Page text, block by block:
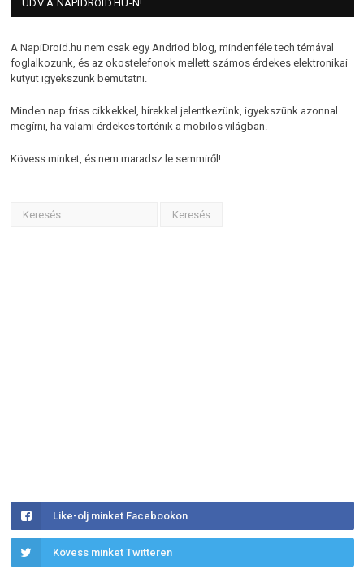
ÜDV A NAPIDROID.HU-N!
A NapiDroid.hu nem csak egy Andriod blog, mindenféle tech témával
foglalkozunk, és az okostelefonok mellett számos érdekes elektronikai
kütyüt igyekszünk bemutatni.
Minden nap friss cikkekkel, hírekkel jelentkezünk, igyekszünk azonnal
megírni, ha valami érdekes történik a mobilos világban.
Kövess minket, és nem maradsz le semmiről!
Like-olj minket Facebookon
Kövess minket Twitteren